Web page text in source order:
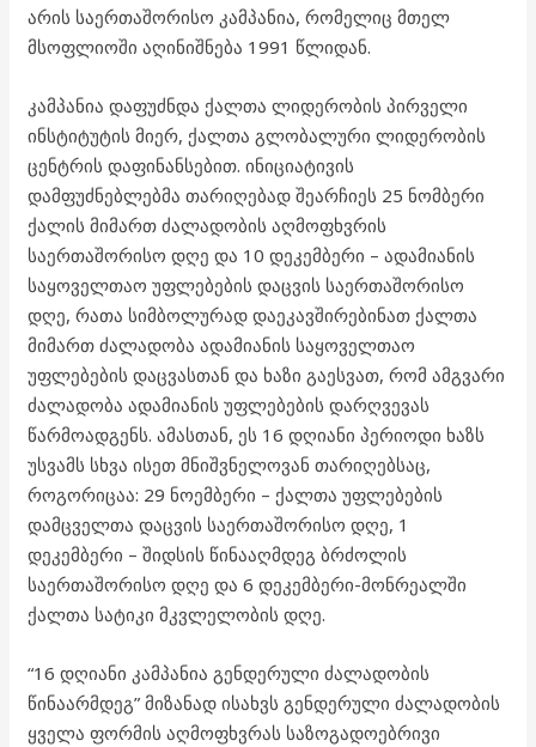
არის საერთაშორისო კამპანია, რომელიც მთელ
მსოფლიოში აღინიშნება 1991 წლიდან.
კამპანია დაფუძნდა ქალთალიდერობის პირველი
ინსტიტუტის მიერ, ქალთა გლობალური ლიდერობის
ცენტრის დაფინანსებით. ინიციატივის
დამფუძნებლებმა თარიღებად შეარჩიეს 25 ნომბერი
ქალის მიმართ ძალადობის აღმოფხვრის
საერთაშორისო დღე და 10 დეკემბერი – ადამიანის
საყოველთაო უფლებების დაცვის საერთაშორისო
დღე, რათა სიმბოლურად დაეკავშირებინათ ქალთა
მიმართ ძალადობა ადამიანის საყოველთაო
უფლებების დაცვასთან და ხაზი გაესვათ, რომ ამგვარი
ძალადობა ადამიანის უფლებების დარღვევას
წარმოადგენს. ამასთან, ეს 16 დღიანი პერიოდი ხაზს
უსვამს სხვა ისეთ მნიშვნელოვან თარიღებსაც,
როგორიცაა: 29 ნოემბერი – ქალთა უფლებების
დამცველთა დაცვის საერთაშორისო დღე, 1
დეკემბერი – შიდსის წინააღმდეგ ბრძოლის
საერთაშორისო დღე და 6 დეკემბერი-მონრეალში
ქალთა სატიკი მკვლელობის დღე.
“16 დღიანი კამპანია გენდერული ძალადობის
წინაარმდეგ” მიზანად ისახვს გენდერული ძალადობის
ყველა ფორმის აღმოფხვრას საზოგადოებრივი